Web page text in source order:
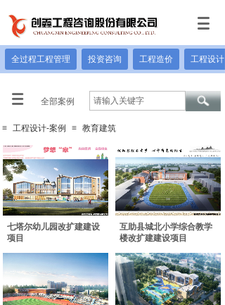
全过程工程管理 投资咨询 工程造价 工程设计
全部案例
≡ 工程设计-案例 ≡ 教育建筑
七塔尔幼儿园改扩建建设
项目
互助县城北小学综合教学
楼改扩建建设项目